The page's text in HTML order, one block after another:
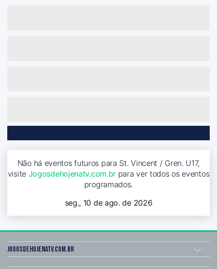
Não há eventos futuros para St. Vincent / Gren. U17,
visite Jogosdehojenatv.com.br para ver todos os eventos
programados.
seg., 10 de ago. de 2026
Jogosdehojenatv.com.br